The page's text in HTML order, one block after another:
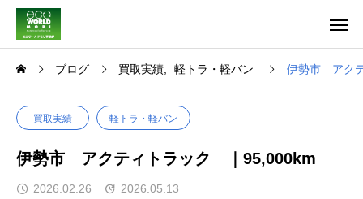
ブログ 買取実績 軽トラ・軽バン 伊勢市 アク
買取実績 軽トラ・軽バン
伊勢市 アクティトラック ｜95,000km
2026.02.26 2026.05.13